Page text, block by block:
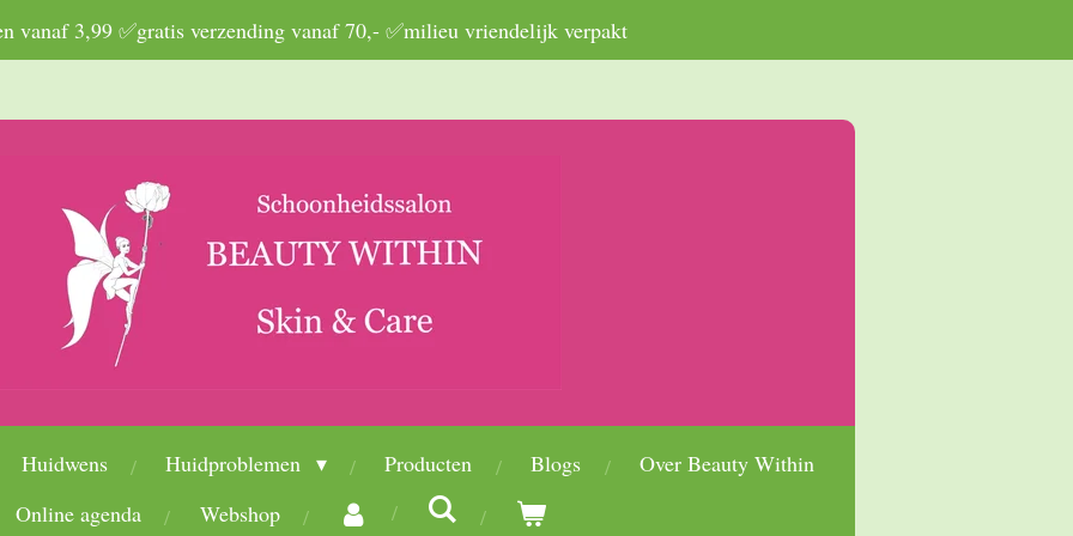
vanaf 3,99 ✅gratis verzending vanaf 70,- ✅milieu vriendelijk verpakt
Huidwens Huidproblemen Producten Blogs
Over Beauty Within
Online agenda
Webshop